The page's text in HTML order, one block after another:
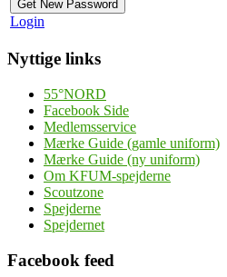
Login
Nyttige links
55°NORD
Facebook Side
Medlemsservice
Mærke Guide (gamle uniform)
Mærke Guide (ny uniform)
Om KFUM-spejderne
Scoutzone
Spejderne
Spejdernet
Facebook feed